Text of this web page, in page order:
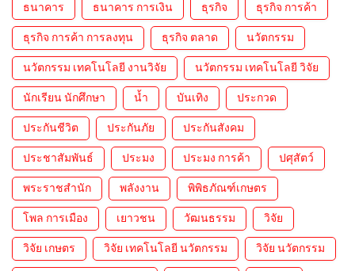
ธนาคาร ธนาคาร การเงิน ธุรกิจ ธุรกิจ การค้า
ธุรกิจ การค้า การลงทุน ธุรกิจ ตลาด นวัตกรรม
นวัตกรรม เทคโนโลยี งานวิจัย นวัตกรรม เทคโนโลยี วิจัย
นักเรียน นักศึกษา น้ำ บันเทิง ประกวด
ประกันชีวิต ประกันภัย ประกันสังคม
ประชาสัมพันธ์ ประมง ประมง การค้า ปศุสัตว์
พระราชสำนัก พลังงาน พิพิธภัณฑ์เกษตร
โพล การเมือง เยาวชน วัฒนธรรม วิจัย
วิจัย เกษตร วิจัย เทคโนโลยี นวัตกรรม วิจัย นวัตกรรม